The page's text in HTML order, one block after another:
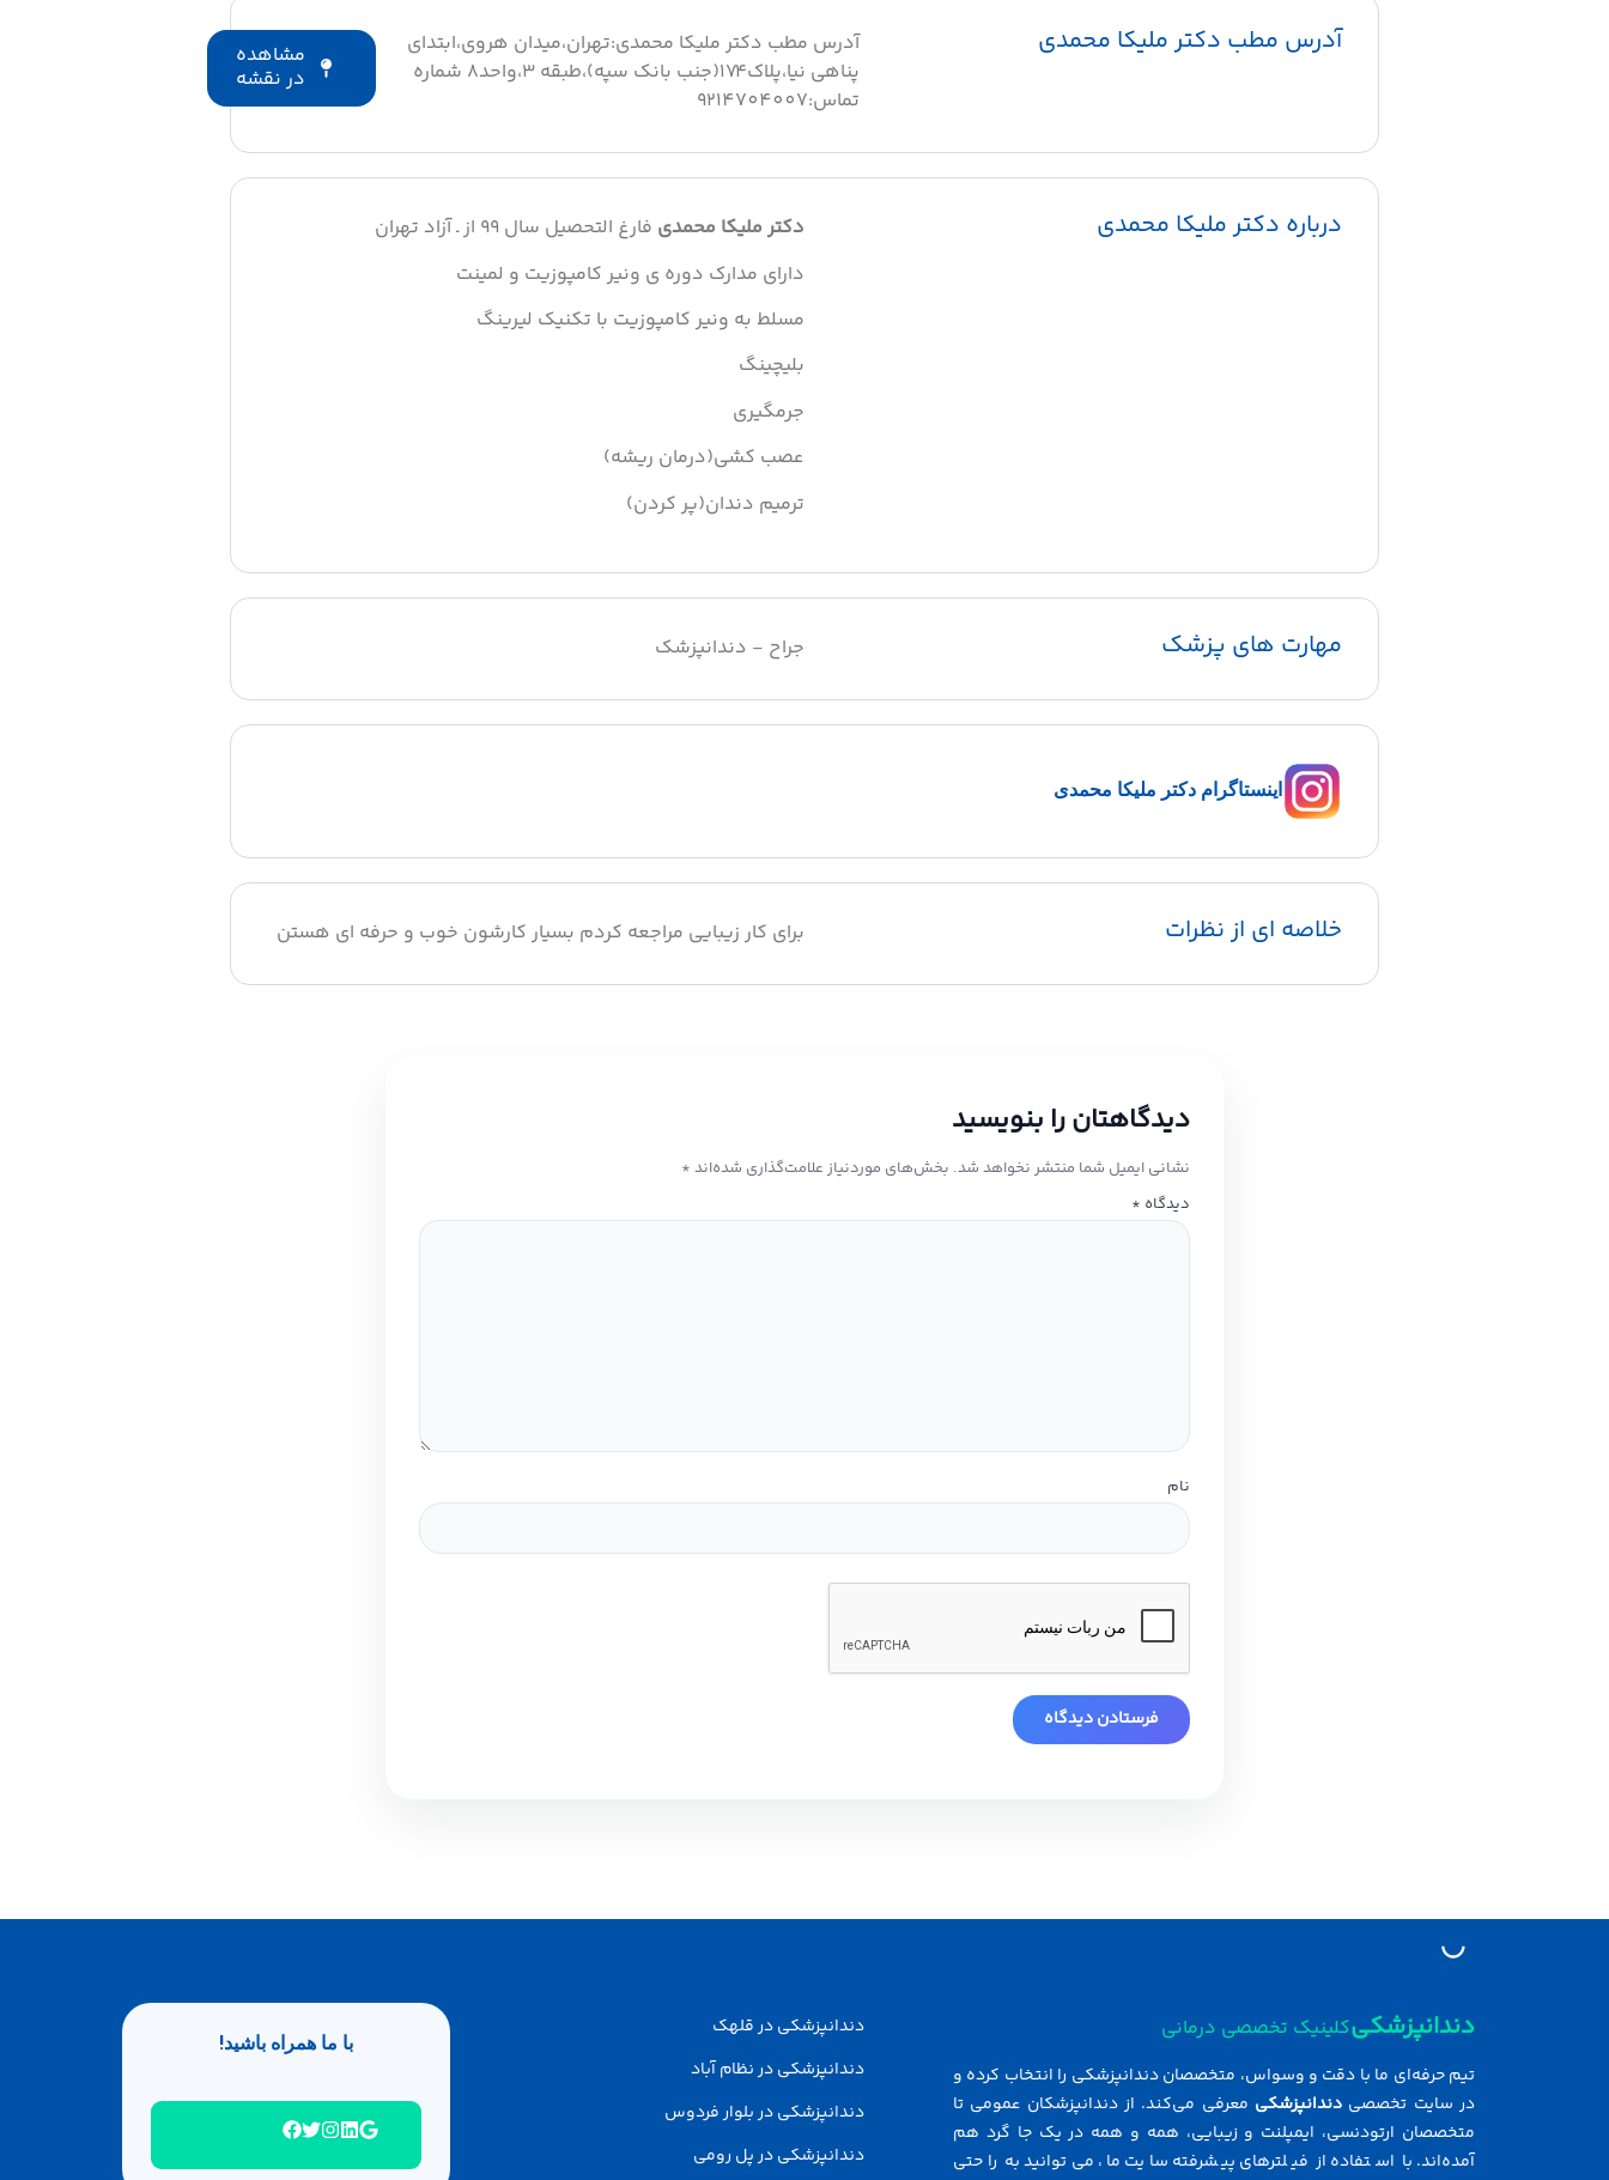
آدرس مطب دکتر ملیکا محمدی
آدرس مطب دکتر ملیکا محمدی:تهران،میدان هروی،ابتدای
پناهی نیا،پلاک۱۷۴(جنب بانک سپه)،طبقه ۳،واحد۸ شماره
تماس:9214704007
مشاهده
در نقشه
درباره دکتر ملیکا محمدی دکتر ملیکا محمدی فارغ التحصیل سال 99 از ـ آزاد تهران
دارای مدارک دوره ی ونیر کامپوزیت و لمینت
مسلط به ونیر کامپوزیت با تکنیک لیرینگ
بلیچینگ
جرمگیری
عصب کشی(درمان ریشه)
ترمیم دندان(پر کردن)
مهارت های پزشک جراح - دندانپزشک
اینستاگرام دکتر ملیکا محمدی
خلاصه ای از نظرات برای کار زیبایی مراجعه کردم بسیار کارشون خوب و حرفه ای هستن
دیدگاهتان را بنویسید
نشانی ایمیل شما منتشر نخواهد شد. بخش‌های موردنیاز علامت‌گذاری شده‌اند *
دیدگاه *
نام
دندانپزشکیکلینیک تخصصی درمانی
تیم حرفه‌ای ما با دقت و وسواس، متخصصان دندانپزشکی را انتخاب کرده و
در سایت تخصصی دندانپزشکی معرفی می‌کند. از دندانپزشکان عمومی تا
متخصصان ارتودنسی، ایمپلنت و زیبایی، همه و همه در یک جا گرد هم
آمده‌اند. با استفاده از فیلترهای پیشرفته سایت ما، می‌توانید به راحتی
دندانپزشکی در قلهک
دندانپزشکی در نظام آباد
دندانپزشکی در بلوار فردوس
دندانپزشکی در پل رومی
با ما همراه باشید!